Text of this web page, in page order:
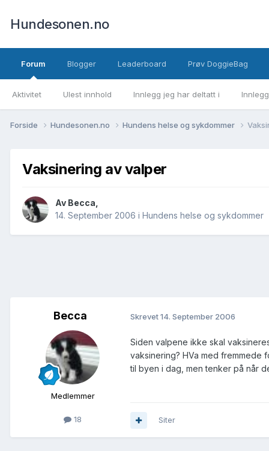
Hundesonen.no
Forum
Aktivitet Ulest innhold Innlegg jeg har deltatt i
Blogger Leaderboard Prøv DoggieBag
Forside Hundesonen.no Hundens helse og sykdommer
Vaksinering av valper
Av Becca
14. September 2006 i Hundens helse og sykdommer
Becca
Medlemmer
18
Skrevet14. September 2006
Siden valpene ikke skal
vaksinering? HVa med fremmede
til byen i dag, men tenker på når
Siter